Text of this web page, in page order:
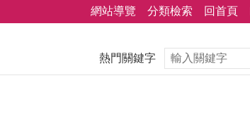
網站導覽 分類檢索 回首頁
熱門關鍵字